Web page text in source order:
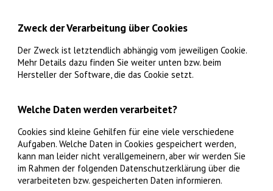
Zweck der Verarbeitung über Cookies
Der Zweck ist letztendlich abhängig vom jeweiligen Cookie.
Mehr Details dazu finden Sie weiter unten bzw. beim
Hersteller der Software, die das Cookie setzt.
Welche Daten werden verarbeitet?
Cookies sind kleine Gehilfen für eine viele verschiedene
Aufgaben. Welche Daten in Cookies gespeichert werden,
kann man leider nicht verallgemeinern, aber wir werden Sie
im Rahmen der folgenden Datenschutzerklärung über die
verarbeiteten bzw. gespeicherten Daten informieren.